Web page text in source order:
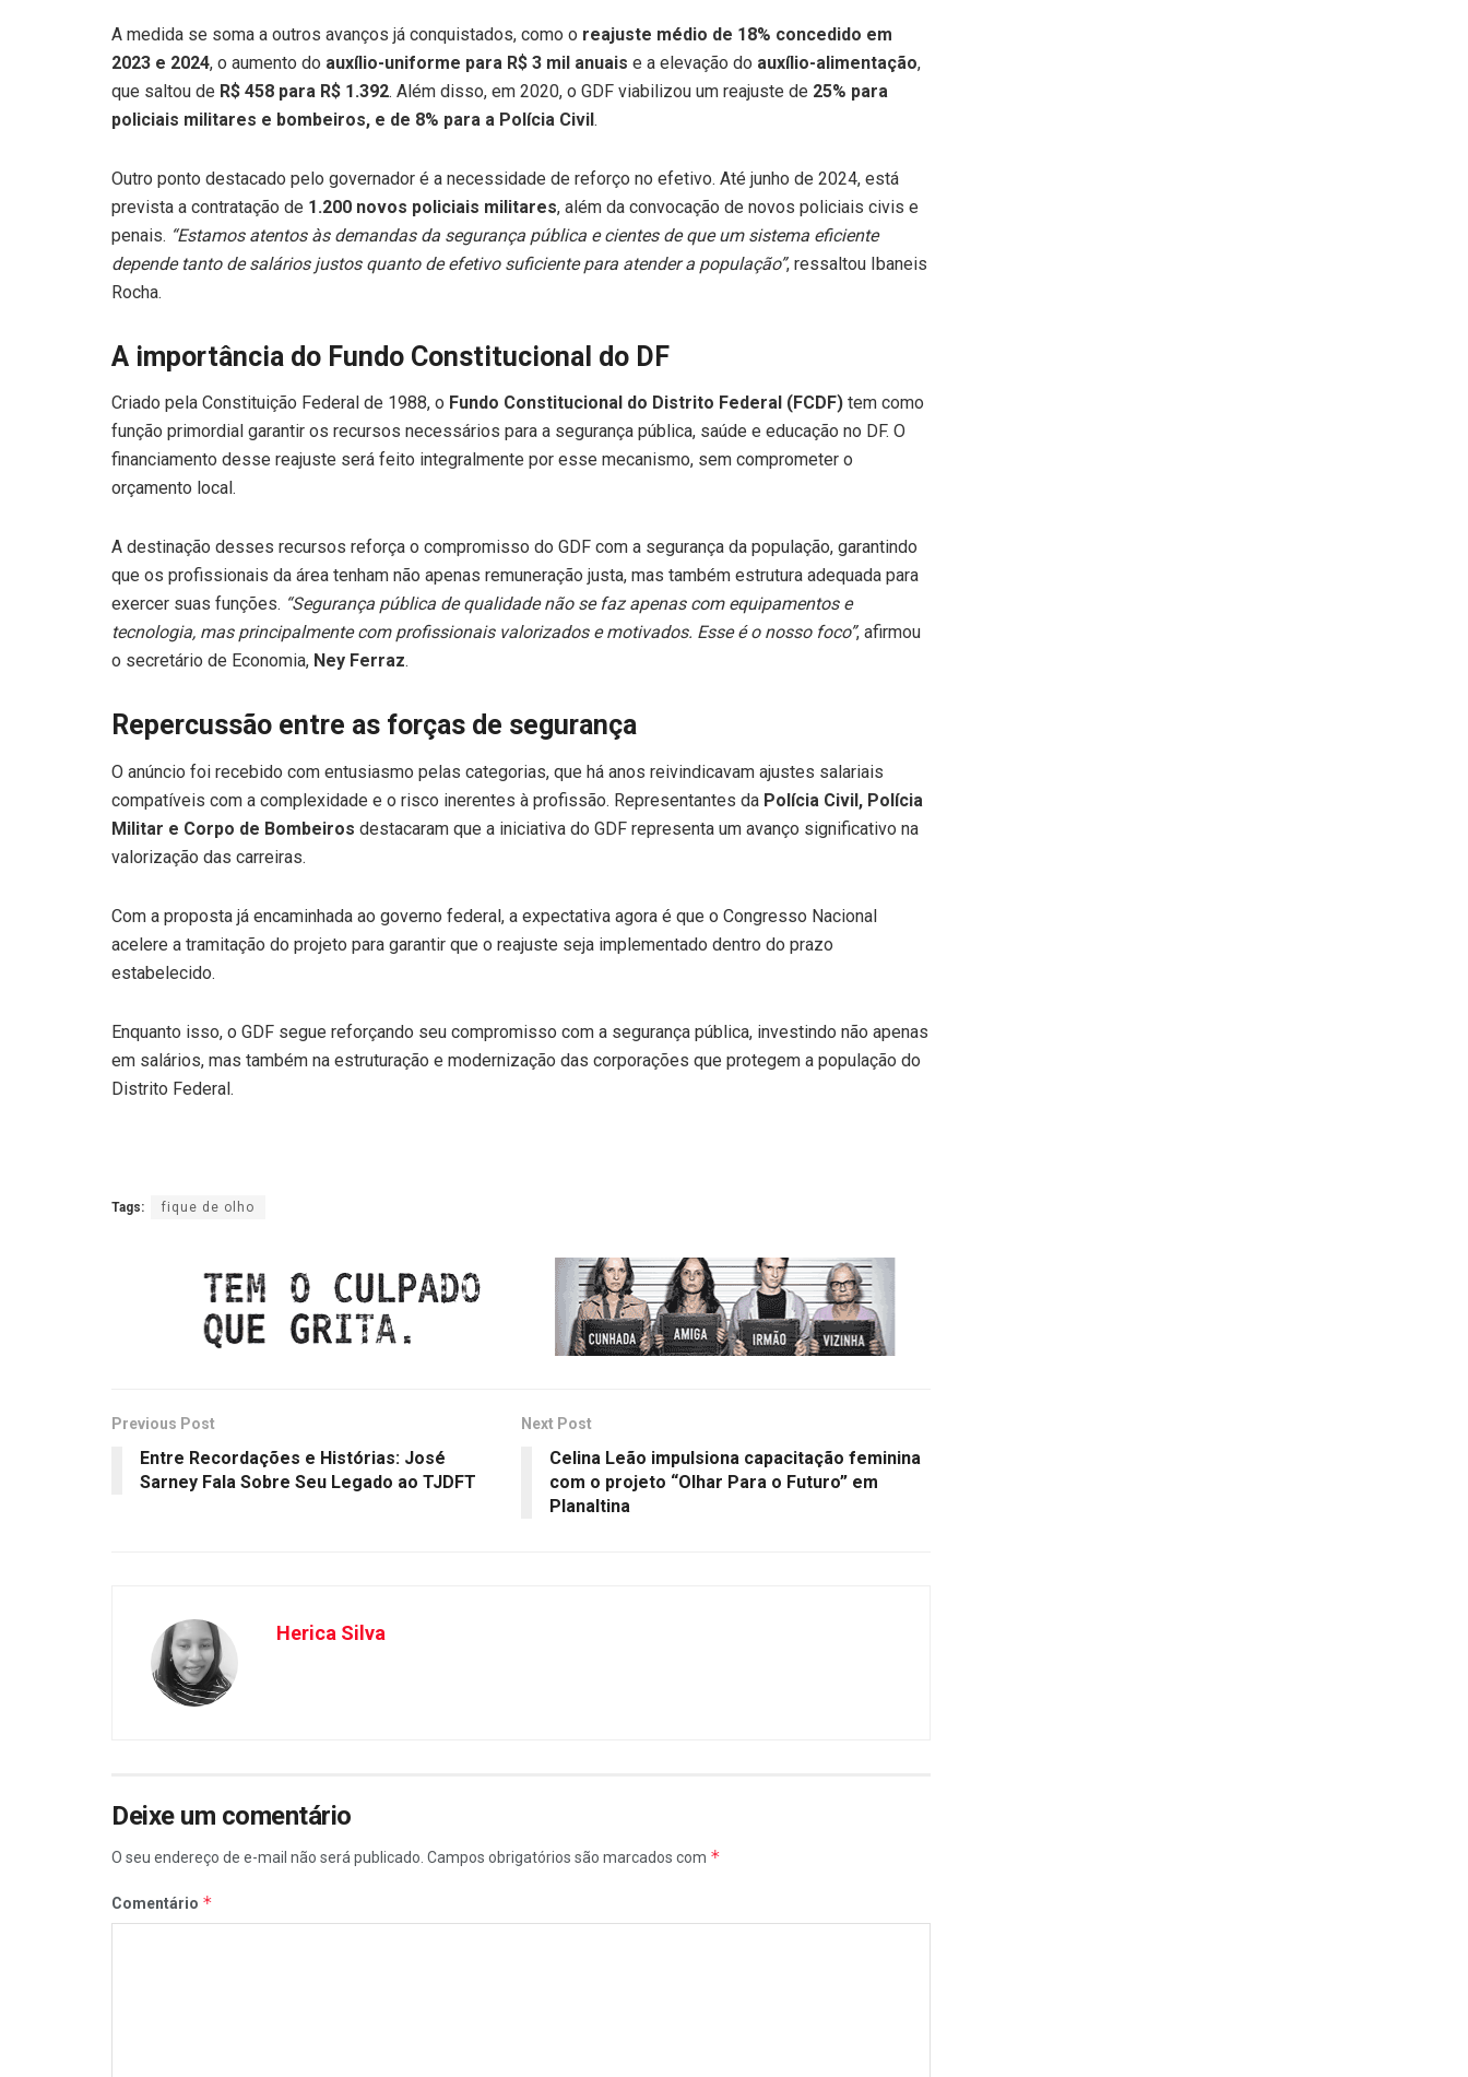
A medida se soma a outros avanços já conquistados, como o reajuste médio de 18% concedido em
2023 e 2024, o aumento do auxílio-uniforme para R$ 3 mil anuais e a elevação do auxílio-alimentação,
que saltou de R$ 458 para R$ 1.392. Além disso, em 2020, o GDF viabilizou um reajuste de 25% para
policiais militares e bombeiros, e de 8% para a Polícia Civil.
Outro ponto destacado pelo governador é a necessidade de reforço no efetivo. Até junho de 2024, está
prevista a contratação de 1.200 novos policiais militares, além da convocação de novos policiais civis e
penais. “Estamos atentos às demandas da segurança pública e cientes de que um sistema eficiente
depende tanto de salários justos quanto de efetivo suficiente para atender a população”, ressaltou Ibaneis
Rocha.
A importância do Fundo Constitucional do DF
Criado pela Constituição Federal de 1988, o Fundo Constitucional do Distrito Federal (FCDF) tem como
função primordial garantir os recursos necessários para a segurança pública, saúde e educação no DF. O
financiamento desse reajuste será feito integralmente por esse mecanismo, sem comprometer o
orçamento local.
A destinação desses recursos reforça o compromisso do GDF com a segurança da população, garantindo
que os profissionais da área tenham não apenas remuneração justa, mas também estrutura adequada para
exercer suas funções. “Segurança pública de qualidade não se faz apenas com equipamentos e
tecnologia, mas principalmente com profissionais valorizados e motivados. Esse é o nosso foco”, afirmou
o secretário de Economia, Ney Ferraz.
Repercussão entre as forças de segurança
O anúncio foi recebido com entusiasmo pelas categorias, que há anos reivindicavam ajustes salariais
compatíveis com a complexidade e o risco inerentes à profissão. Representantes da Polícia Civil, Polícia
Militar e Corpo de Bombeiros destacaram que a iniciativa do GDF representa um avanço significativo na
valorização das carreiras.
Com a proposta já encaminhada ao governo federal, a expectativa agora é que o Congresso Nacional
acelere a tramitação do projeto para garantir que o reajuste seja implementado dentro do prazo
estabelecido.
Enquanto isso, o GDF segue reforçando seu compromisso com a segurança pública, investindo não apenas
em salários, mas também na estruturação e modernização das corporações que protegem a população do
Distrito Federal.
Tags: fique de olho
Previous Post
Entre Recordações e Histórias: José
Sarney Fala Sobre Seu Legado ao TJDFT
Next Post
Celina Leão impulsiona capacitação feminina
com o projeto “Olhar Para o Futuro” em
Planaltina
Herica Silva
Deixe um comentário
O seu endereço de e-mail não será publicado. Campos obrigatórios são marcados com *
Comentário *